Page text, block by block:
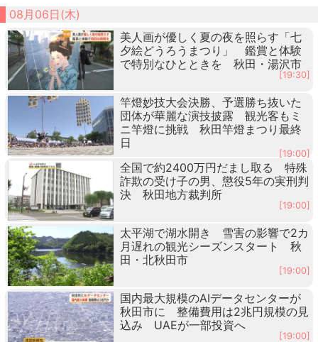
08月06日(木)
美人画が優しく夏の夜を照らす「七
夕絵どうろうまつり」 鑑賞と体験
で特別なひとときを 秋田・湯沢市
[19:30]
竿燈妙技大会決勝、予選勝ち抜いた
団体が華麗な演技披露 観光客もミ
ニ竿燈に挑戦 秋田竿燈まつり最終
日
[19:00]
全国で約2400万円だまし取る 特殊
詐欺の受け子の男、懲役5年の実刑判
決 秋田地方裁判所
[19:00]
太平湖で湖水開き 雪害の影響で2カ
月遅れの観光シーズンスタート 秋
田・北秋田市
[19:00]
国内最大規模のAIデータセンターが
秋田市に 整備費用は2兆円規模の見
込み UAEが一部投資へ
[19:00]